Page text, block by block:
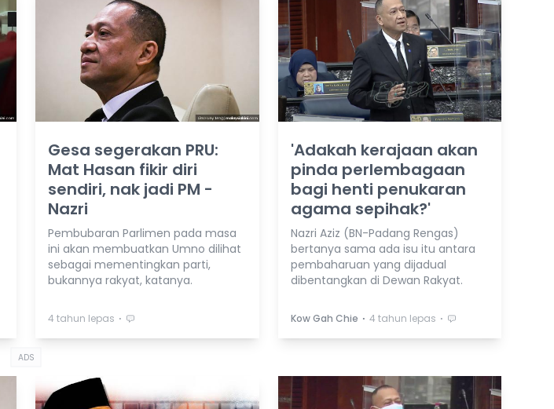
Gesa segerakan PRU:
Mat Hasan fikir diri
sendiri, nak jadi PM -
Nazri
Pembubaran Parlimen pada masa
ini akan membuatkan Umno dilihat
sebagai mementingkan parti,
bukannya rakyat, katanya.
4 tahun lepas ⋅
'Adakah kerajaan akan
pinda perlembagaan
bagi henti penukaran
agama sepihak?'
Nazri Aziz (BN-Padang Rengas)
bertanya sama ada isu itu antara
pembaharuan yang dijadual
dibentangkan di Dewan Rakyat.
Kow Gah Chie ⋅ 4 tahun lepas ⋅
ADS